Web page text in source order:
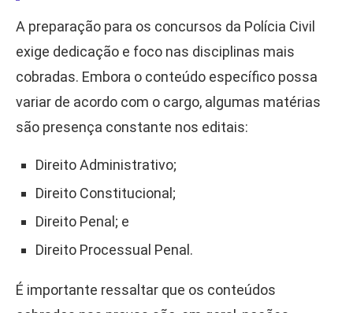
A preparação para os concursos da Polícia Civil
exige dedicação e foco nas disciplinas mais
cobradas. Embora o conteúdo específico possa
variar de acordo com o cargo, algumas matérias
são presença constante nos editais:
Direito Administrativo;
Direito Constitucional;
Direito Penal; e
Direito Processual Penal.
É importante ressaltar que os conteúdos